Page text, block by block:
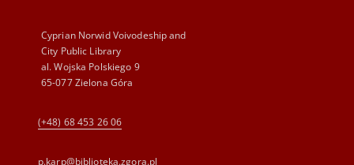
Cyprian Norwid Voivodeship and
City Public Library
al. Wojska Polskiego 9
65-077 Zielona Góra
(+48) 68 453 26 06
p.karp@biblioteka.zgora.pl